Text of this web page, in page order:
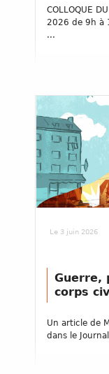
COLLOQUE
2026 de 9h à
...
Le 3 juin 2026
Guerre,
corps
Un article de
dans le